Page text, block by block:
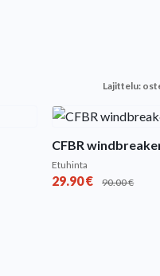
CFBR
Etuhinta
29.90€ 90.00€